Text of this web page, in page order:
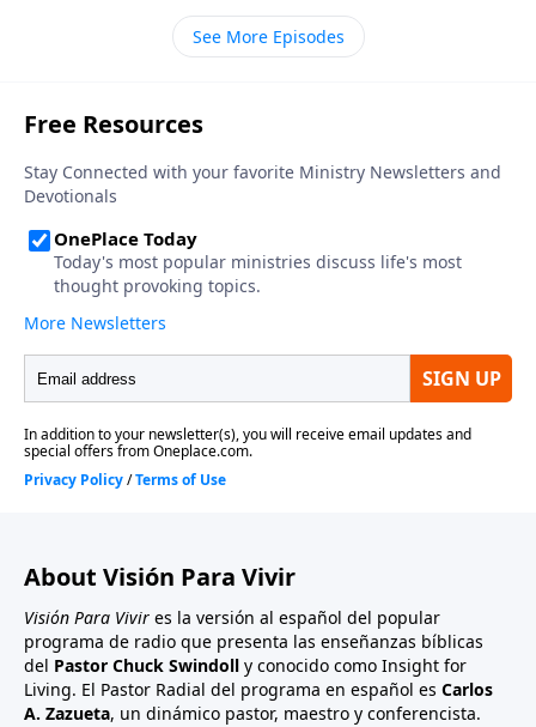
y por la maldición del pecado, Dios utiliza una serie
de declaraciones negativas para revelar lo que no
See More Episodes
About Visión Para Vivir
Visión Para Vivir es la versión al español del popular
programa de radio que presenta las enseñanzas bíblicas
del Pastor Chuck Swindoll y conocido como Insight for
Living. El Pastor Radial del programa en español es Carlos
A. Zazueta, un dinámico pastor, maestro y conferencista.